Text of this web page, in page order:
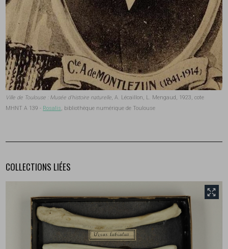
Ville de Toulouse : Musée d'histoire naturelle, A. Lécaillon, L. Mengaud, 1923, cote
MHNT A 139 - Rosalis, bibliothèque numérique de Toulouse
COLLECTIONS LIÉES